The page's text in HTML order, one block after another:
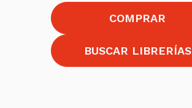
COMPRAR
BUSCAR LIBRERÍAS